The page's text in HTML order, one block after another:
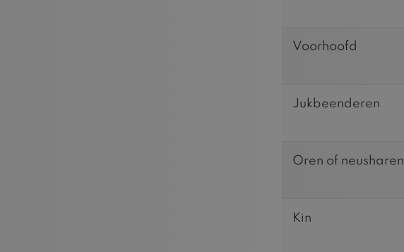
Voorhoofd
Jukbeenderen
Oren of neusharen
Kin